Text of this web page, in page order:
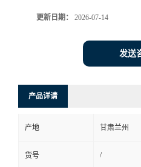
更新日期： 2026-07-14
发送
产品详请
产地 甘肃兰州
货号 /